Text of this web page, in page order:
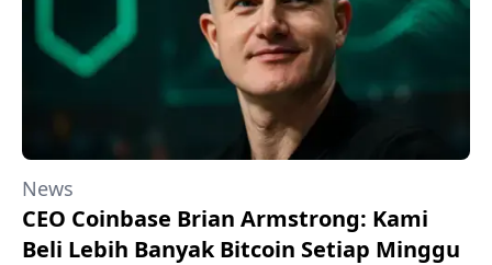
News
CEO Coinbase Brian Armstrong: Kami
Beli Lebih Banyak Bitcoin Setiap Minggu